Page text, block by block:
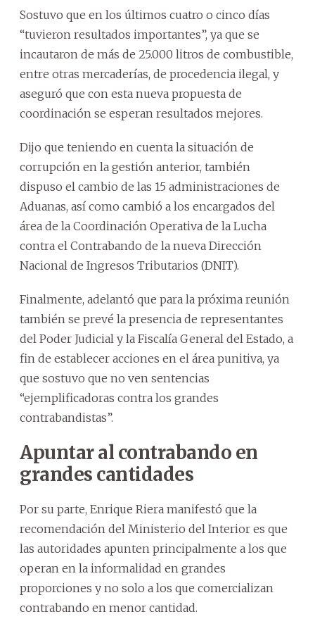
Sostuvo que en los últimos cuatro o cinco días
“tuvieron resultados importantes”, ya que se
incautaron de más de 25.000 litros de combustible,
entre otras mercaderías, de procedencia ilegal, y
aseguró que con esta nueva propuesta de
coordinación se esperan resultados mejores.
Dijo que teniendo en cuenta la situación de
corrupción en la gestión anterior, también
dispuso el cambio de las 15 administraciones de
Aduanas, así como cambió a los encargados del
área de la Coordinación Operativa de la Lucha
contra el Contrabando de la nueva Dirección
Nacional de Ingresos Tributarios (DNIT).
Finalmente, adelantó que para la próxima reunión
también se prevé la presencia de representantes
del Poder Judicial y la Fiscalía General del Estado, a
fin de establecer acciones en el área punitiva, ya
que sostuvo que no ven sentencias
“ejemplificadoras contra los grandes
contrabandistas”.
Apuntar al contrabando en
grandes cantidades
Por su parte, Enrique Riera manifestó que la
recomendación del Ministerio del Interior es que
las autoridades apunten principalmente a los que
operan en la informalidad en grandes
proporciones y no solo a los que comercializan
contrabando en menor cantidad.